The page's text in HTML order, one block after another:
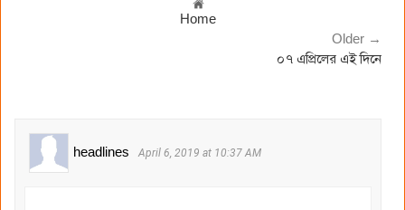
Home
Older →
০৭ এপ্রিলের এই দিনে
headlines April 6, 2019 at 10:37 AM